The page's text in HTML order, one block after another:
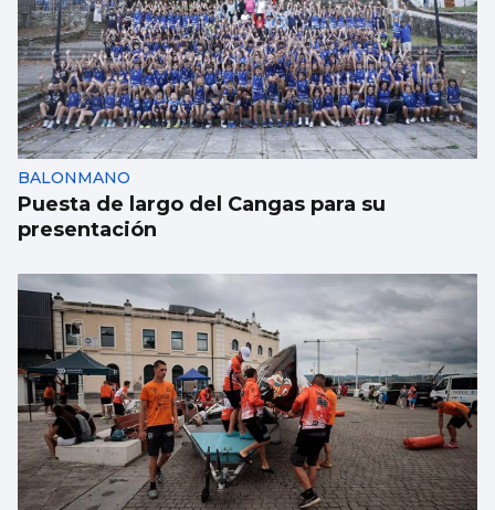
CCOO denuncia que 55.000 trabajadores
gallegos trabajan horas extras cada semana
y cuatro de cada diez no las cobran
BALONMANO
Puesta de largo del Cangas para su
presentación